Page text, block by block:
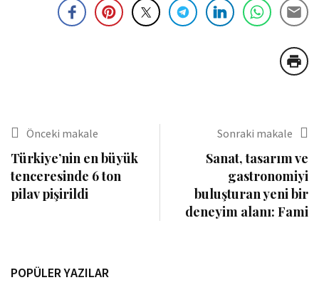
Önceki makale
Türkiye’nin en büyük
tenceresinde 6 ton
pilav pişirildi
Sonraki makale
Sanat, tasarım ve
gastronomiyi
buluşturan yeni bir
deneyim alanı: Fami
POPÜLER YAZILAR